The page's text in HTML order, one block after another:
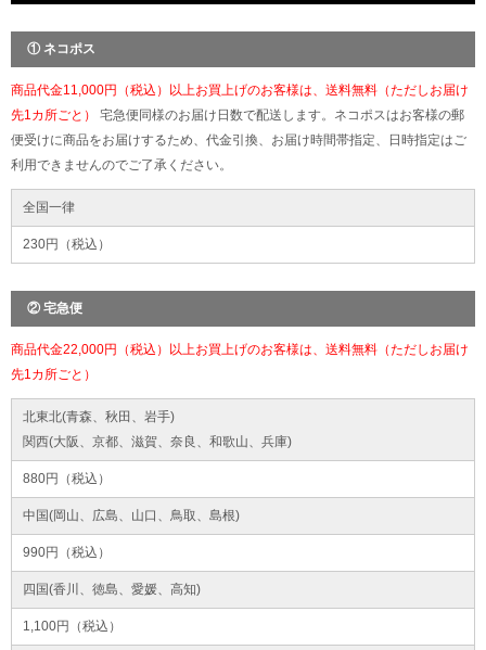
① ネコポス
商品代金11,000円（税込）以上お買上げのお客様は、送料無料（ただしお届け
先1カ所ごと） 宅急便同様のお届け日数で配送します。ネコポスはお客様の郵
便受けに商品をお届けするため、代金引換、お届け時間帯指定、日時指定はご
利用できませんのでご了承ください。
全国一律
230円（税込）
② 宅急便
商品代金22,000円（税込）以上お買上げのお客様は、送料無料（ただしお届け
先1カ所ごと）
北東北(青森、秋田、岩手)
関西(大阪、京都、滋賀、奈良、和歌山、兵庫)
880円（税込）
中国(岡山、広島、山口、鳥取、島根)
990円（税込）
四国(香川、徳島、愛媛、高知)
1,100円（税込）